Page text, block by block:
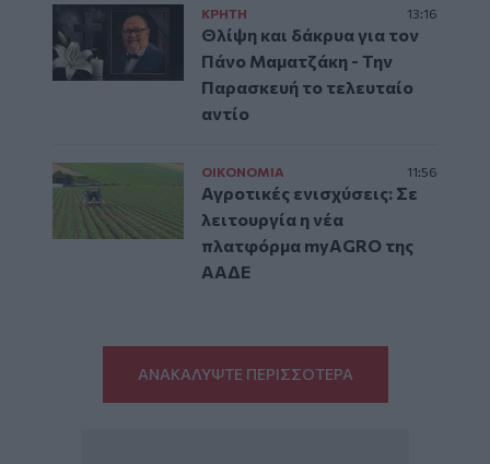
ΚΡΗΤΗ 13:16
Θλίψη και δάκρυα για τον
Πάνο Μαματζάκη - Την
Παρασκευή το τελευταίο
αντίο
ΟΙΚΟΝΟΜΙΑ 11:56
Αγροτικές ενισχύσεις: Σε
λειτουργία η νέα
πλατφόρμα myAGRO της
ΑΑΔΕ
ΑΝΑΚΑΛΥΨΤΕ ΠΕΡΙΣΣΟΤΕΡΑ